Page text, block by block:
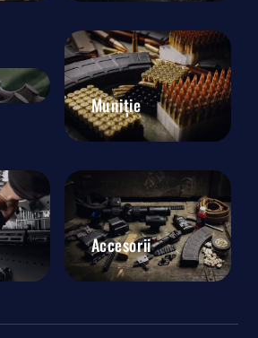
Muniție
Accesorii